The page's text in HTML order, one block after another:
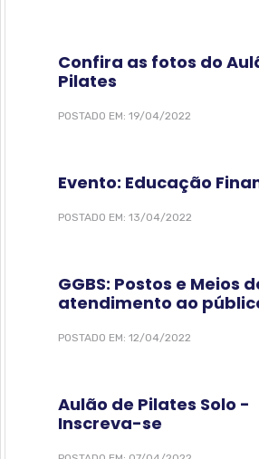
Confira as fotos do
Pilates
POSTADO EM: 19/04/2022
Evento: Educação
POSTADO EM: 13/04/2022
GGBS: Postos e Meios
atendimento ao
POSTADO EM: 12/04/2022
Aulão de Pilates Solo -
Inscreva-se